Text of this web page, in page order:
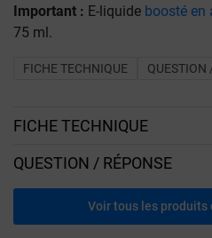
Important : E-liquide boosté en
75 ml.
FICHE TECHNIQUE QUESTION
FICHE TECHNIQUE
QUESTION / RÉPONSE
Voir tous les produits